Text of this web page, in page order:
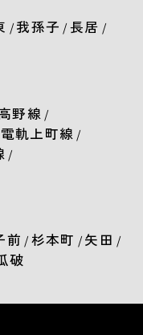
/ 我孫子 / 長居 /
野線 /
軌上町線 /
/
前 / 杉本町 / 矢田 /
破